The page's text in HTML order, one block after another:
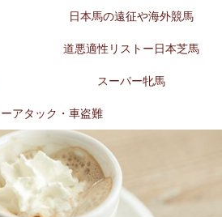
日本馬の遠征や海外競馬
道悪適性リストー日本芝馬
スーパー牝馬
ーアタック・車盗難